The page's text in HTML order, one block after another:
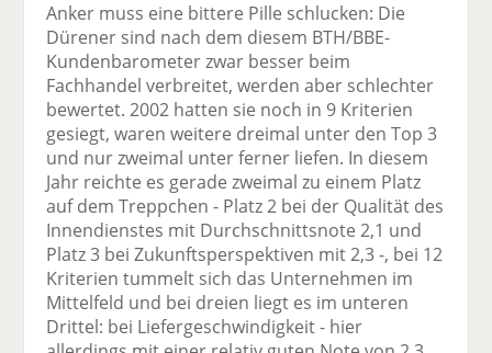
Anker muss eine bittere Pille schlucken: Die
Dürener sind nach dem diesem BTH/BBE-
Kundenbarometer zwar besser beim
Fachhandel verbreitet, werden aber schlechter
bewertet. 2002 hatten sie noch in 9 Kriterien
gesiegt, waren weitere dreimal unter den Top 3
und nur zweimal unter ferner liefen. In diesem
Jahr reichte es gerade zweimal zu einem Platz
auf dem Treppchen - Platz 2 bei der Qualität des
Innendienstes mit Durchschnittsnote 2,1 und
Platz 3 bei Zukunftsperspektiven mit 2,3 -, bei 12
Kriterien tummelt sich das Unternehmen im
Mittelfeld und bei dreien liegt es im unteren
Drittel: bei Liefergeschwindigkeit - hier